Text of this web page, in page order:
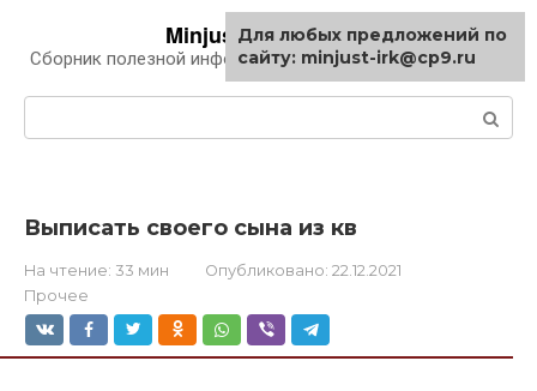
контенту
Minjust-irk.ru
Сборник полезной информации про автомобили
Выписать своего сына из кв
На чтение: 33 мин Опубликовано: 22.12.2021
Прочее
Для любых предложений по
сайту: minjust-irk@cp9.ru